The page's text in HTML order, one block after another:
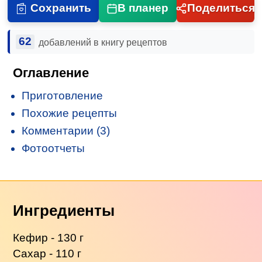
Сохранить В планер Поделиться
62 добавлений в книгу рецептов
Оглавление
Приготовление
Похожие рецепты
Комментарии (3)
Фотоотчеты
Ингредиенты
Кефир - 130 г
Сахар - 110 г